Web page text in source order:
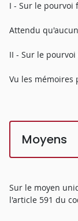
I - Sur le pourvoi
Attendu
II - Sur le
Vu les mémoires
Moyens
Sur le moyen
l'article 591 du